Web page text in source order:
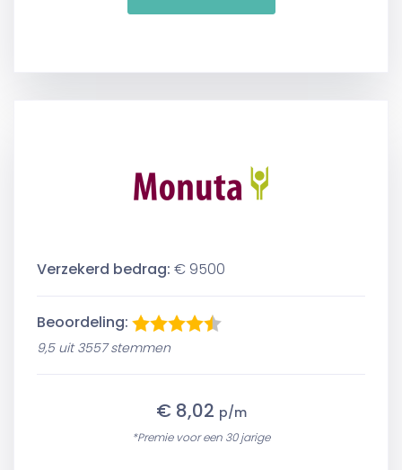
Verzekerd bedrag: € 9500
Beoordeling:
9,5 uit 3557 stemmen
€ 8,02 p/m
*Premie voor een 30 jarige